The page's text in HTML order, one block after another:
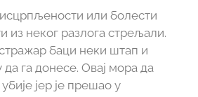
или болести
из неког разлога стрељали.
баци неки штап и
га донесе. Овај мора да
јер је прешао у